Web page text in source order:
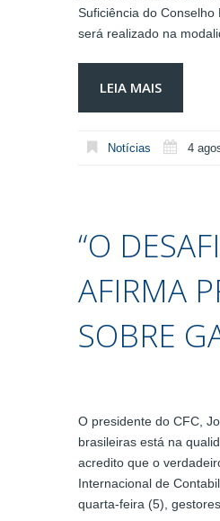
Suficiência do
será realizado na
LEIA MAIS
Notícias 4
“O
AFIRMA
SOBRE
O presidente do CFC,
brasileiras está na
acredito que o
Internacional de
quarta-feira (5),